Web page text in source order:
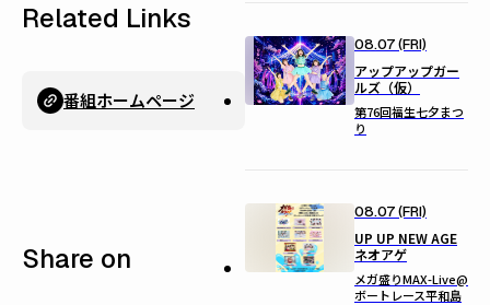
Related Links
番組ホームページ
Share on
08.07 (FRI)
アップアップガー
ルズ（仮）
第76回福生七夕まつ
り
08.07 (FRI)
UP UP NEW AGE
ネオアゲ
メガ盛りMAX-Live@
ボートレース平和島